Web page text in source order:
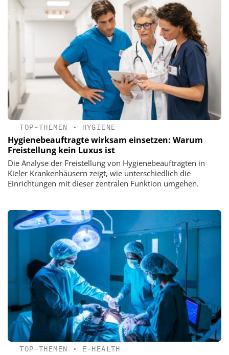
TOP-THEMEN • HYGIENE
Hygienebeauftragte wirksam einsetzen: Warum
Freistellung kein Luxus ist
Die Analyse der Freistellung von Hygienebeauftragten in
Kieler Krankenhäusern zeigt, wie unterschiedlich die
Einrichtungen mit dieser zentralen Funktion umgehen.
TOP-THEMEN • E-HEALTH